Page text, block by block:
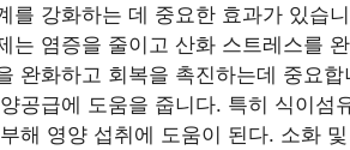
를 강화하는 데 중요한 효과가 있습
는 염증을 줄이고 산화 스트레스를
완화하고 회복을 촉진하는데 중요
공급에 도움을 줍니다. 특히 식이섬
해 영양 섭취에 도움이 된다. 소화